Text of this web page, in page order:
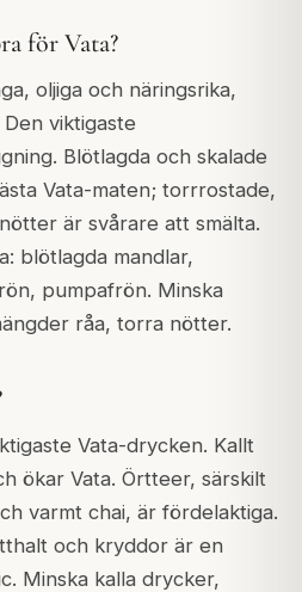
för Vata?
oljiga och näringsrika,
viktigaste
Blötlagda och skalade
Vata-maten; torrrostade,
är svårare att smälta.
blötlagda mandlar,
pumpafrön. Minska
råa, torra nötter.
Vata-drycken. Kallt
ökar Vata. Örtteer, särskilt
varmt chai, är fördelaktiga.
och kryddor är en
Minska kalla drycker,